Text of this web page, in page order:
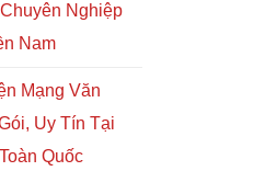
Nghiệp
Nam
Mạng Văn
Uy Tín Tại
Quốc